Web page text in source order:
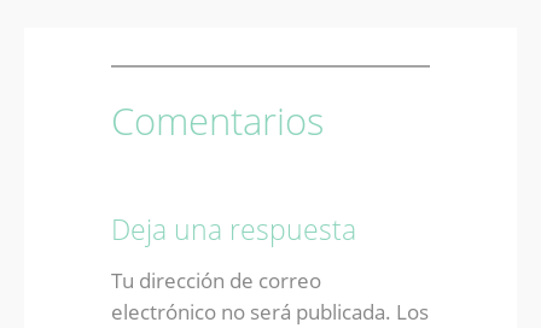
Comentarios
Deja una respuesta
Tu dirección de correo
electrónico no será publicada. Los